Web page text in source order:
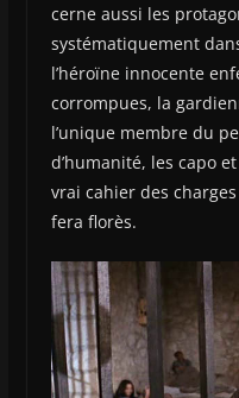
cerne aussi les
systématiquement
l’héroïne innocente
corrompues, la
l’unique membre du
d’humanité, les capo
vrai cahier des
fera florès.